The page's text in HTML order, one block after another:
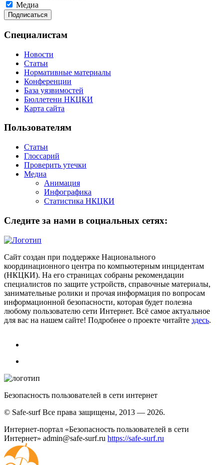
Медиа
Специалистам
Новости
Статьи
Нормативные материалы
Конференции
База уязвимостей
Бюллетени НКЦКИ
Карта сайта
Пользователям
Статьи
Глоссарий
Проверить утечки
Медиа
Анимация
Инфографика
Статистика НКЦКИ
Следите за нами в социальных сетях:
Сайт создан при поддержке Национального
координационного центра по компьютерным инцидентам
(НКЦКИ). На его страницах собраны рекомендации
специалистов по защите устройств, справочные материалы,
занимательные ролики и прочая информация по вопросам
информационной безопасности, которая будет полезна
любому пользователю сети Интернет. Всё самое актуальное
для вас на нашем сайте! Подробнее о проекте читайте здесь.
Безопасность пользователей в сети интернет
© Safe-surf Все права защищены, 2013 — 2026.
Интернет-портал «Безопасность пользователей в сети
Интернет» admin@safe-surf.ru https://safe-surf.ru